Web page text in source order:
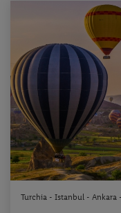
Turchia - Istanbul -